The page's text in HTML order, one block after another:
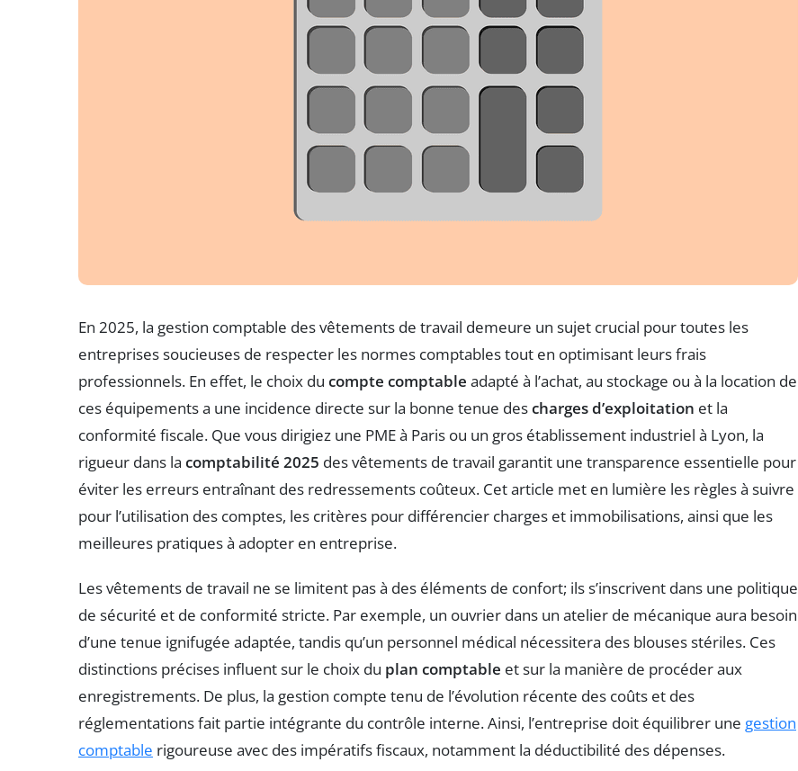
En 2025, la gestion comptable des vêtements de travail demeure un sujet crucial pour toutes les
entreprises soucieuses de respecter les normes comptables tout en optimisant leurs frais
professionnels. En effet, le choix du compte comptable adapté à l’achat, au stockage ou à la location de
ces équipements a une incidence directe sur la bonne tenue descharges d’exploitation et la
conformité fiscale. Que vous dirigiez une PME à Paris ou un gros établissement industriel à Lyon, la
rigueur dans la comptabilité 2025 des vêtements de travail garantit une transparence essentielle pour
éviter les erreurs entraînant des redressements coûteux. Cet article met en lumière les règles à suivre
pour l’utilisation des comptes, les critères pour différencier charges et immobilisations, ainsi que les
meilleures pratiques à adopter en entreprise.
Les vêtements de travail ne se limitent pas à des éléments de confort; ils s’inscrivent dans une politique
de sécurité et de conformité stricte. Par exemple, un ouvrier dans un atelier de mécanique aura besoin
d’une tenue ignifugée adaptée, tandis qu’un personnel médical nécessitera des blouses stériles. Ces
distinctions précises influent sur le choix du plan comptable et sur la manière de procéder aux
enregistrements. De plus, la gestion compte tenu de l’évolution récente des coûts et des
réglementations fait partie intégrante du contrôle interne. Ainsi, l’entreprise doit équilibrer une gestion
comptable rigoureuse avec des impératifs fiscaux, notamment la déductibilité des dépenses.